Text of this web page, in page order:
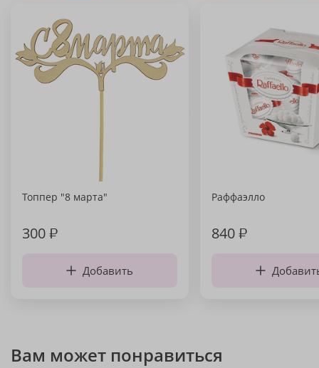
Топпер "8 марта"
300₽
Добавить
Раффаэлло
840₽
Вам может понравиться